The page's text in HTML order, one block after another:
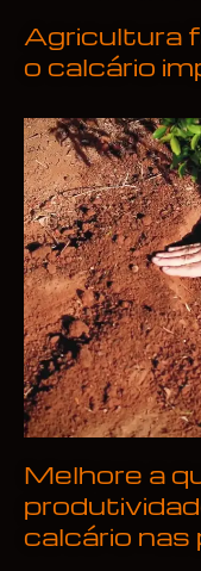
Agricultura
o calcário
Melhore a
calcário